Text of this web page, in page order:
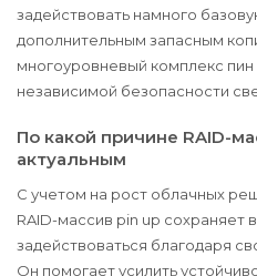
задействовать намного
дополнительным запасным
многоуровневый комплекс пин
независимой безопасности
По какой причине RAID-
актуальным
С учетом на рост облачных
RAID-массив pin up сохраняет
задействоваться благодаря
Он помогает усилить